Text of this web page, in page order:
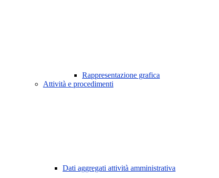
Rappresentazione grafica
Attività e procedimenti
Dati aggregati attività amministrativa